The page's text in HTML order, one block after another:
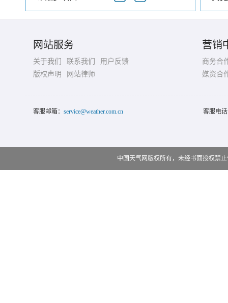
网站服务
关于我们 联系我们
用户反馈
版权声明
网站律师
营销
商务合
媒资合
客服邮箱： service@weather.com.cn 客服电
中国天气网版权所有，未经书面授权